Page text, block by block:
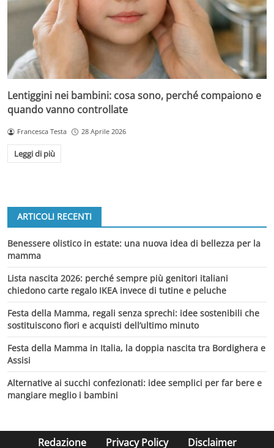
Lentiggini nei bambini: cosa sono, perché compaiono e
quando vanno controllate
Francesca Testa 28 Aprile 2026
Leggi di più
ARTICOLI RECENTI
Benessere olistico in estate: una nuova idea di bellezza per la
mamma
Lista nascita 2026: perché sempre più genitori italiani
chiedono carte regalo IKEA invece di tutine e peluche
Festa della Mamma, regali senza sprechi: idee sostenibili che
sostituiscono fiori e acquisti dell’ultimo minuto
Festa della Mamma in Italia, la doppia nascita tra Bordighera e
Assisi
Alternative ai succhi confezionati: idee semplici per far bere e
mangiare meglio i bambini
Redazione Privacy Policy Disclaimer